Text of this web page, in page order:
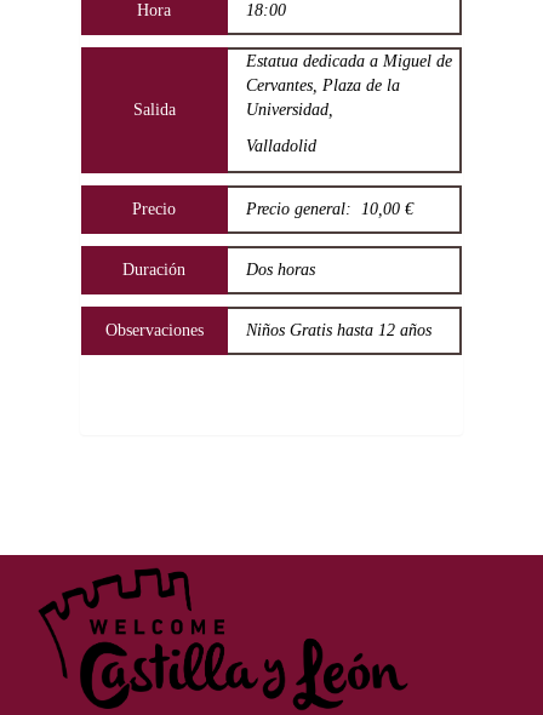
Hora 18:00
Salida
Estatua dedicada a Miguel de
Cervantes, Plaza de la
Universidad,
Valladolid
Precio Precio general: 10,00 €
Duración Dos horas
Observaciones Niños Gratis hasta 12 años